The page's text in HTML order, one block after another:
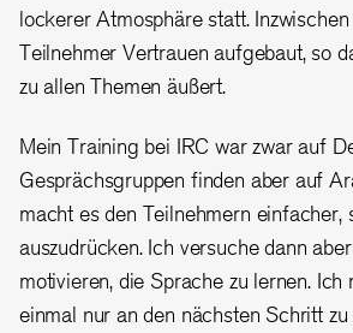
lockerer Atmosphäre statt.
Teilnehmer Vertrauen aufgebaut, so
zu allen Themen äußert.
Mein Training bei IRC war zwar auf
Gesprächsgruppen finden aber auf
macht es den Teilnehmern einfacher,
auszudrücken. Ich versuche dann
motivieren, die Sprache zu lernen. Ich
einmal nur an den nächsten Schritt